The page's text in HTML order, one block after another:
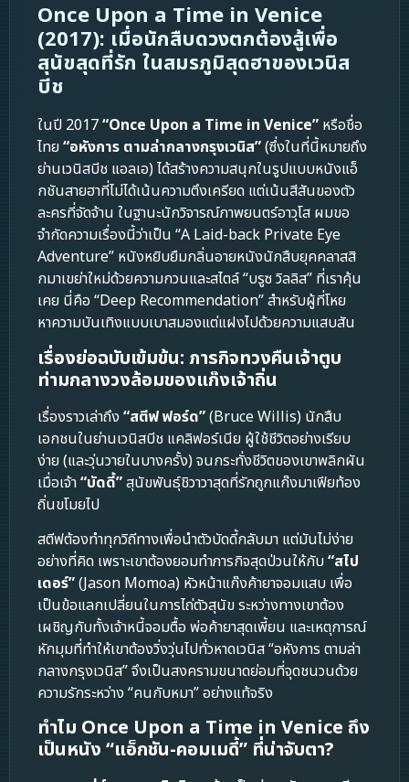
Once Upon a Time in Venice
(2017): เมื่อนักสืบดวงตกต้องสู้เพื่อ
สุนัขสุดที่รัก ในสมรภูมิสุดฮาของเวนิส
บีช
ในปี 2017“Once Upon a Time in Venice” หรือชื่อ
ไทย“อหังการ ตามล่ากลางกรุงเวนิส”(ซึ่งในที่นี้หมายถึง
ย่านเวนิสบีช แอลเอ) ได้สร้างความสนุกในรูปแบบหนังแอ็
กชันสายฮาที่ไม่ได้เน้นความตึงเครียด แต่เน้นสีสันของตัว
ละครที่จัดจ้าน ในฐานะนักวิจารณ์ภาพยนตร์อาวุโส ผมขอ
จำกัดความเรื่องนี้ว่าเป็น “A Laid-back Private Eye
Adventure” หนังหยิบยืมกลิ่นอายหนังนักสืบยุคคลาสสิ
กมาเขย่าใหม่ด้วยความกวนและสไตล์ “บรูซ วิลลิส” ที่เราคุ้น
เคย นี่คือ “Deep Recommendation” สำหรับผู้ที่โหย
หาความบันเทิงแบบเบาสมองแต่แฝงไปด้วยความแสบสัน
เรื่องย่อฉบับเข้มข้น: ภารกิจทวงคืนเจ้าตูบ
ท่ามกลางวงล้อมของแก๊งเจ้าถิ่น
เรื่องราวเล่าถึง “สตีฟ ฟอร์ด”(Bruce Willis) นักสืบ
เอกชนในย่านเวนิสบีช แคลิฟอร์เนีย ผู้ใช้ชีวิตอย่างเรียบ
ง่าย (และวุ่นวายในบางครั้ง) จนกระทั่งชีวิตของเขาพลิกผัน
เมื่อเจ้า“บัดดี้”สุนัขพันธุ์ชิวาวาสุดที่รักถูกแก๊งมาเฟียท้อง
ถิ่นขโมยไป
สตีฟต้องทำทุกวิถีทางเพื่อนำตัวบัดดี้กลับมา แต่มันไม่ง่าย
อย่างที่คิด เพราะเขาต้องยอมทำภารกิจสุดป่วนให้กับ“สไป
เดอร์”(Jason Momoa) หัวหน้าแก๊งค้ายาจอมแสบ เพื่อ
เป็นข้อแลกเปลี่ยนในการไถ่ตัวสุนัข ระหว่างทางเขาต้อง
เผชิญกับทั้งเจ้าหนี้จอมตื้อ พ่อค้ายาสุดเพี้ยน และเหตุการณ์
หักมุมที่ทำให้เขาต้องวิ่งวุ่นไปทั่วหาดเวนิส “อหังการ ตามล่า
กลางกรุงเวนิส” จึงเป็นสงครามขนาดย่อมที่จุดชนวนด้วย
ความรักระหว่าง “คนกับหมา” อย่างแท้จริง
ทำไม Once Upon a Time in Venice ถึง
เป็นหนัง “แอ็กชัน-คอมเมดี้” ที่น่าจับตา?